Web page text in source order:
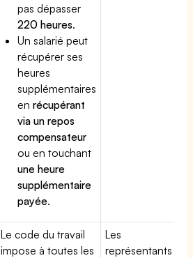
pas dépasser
220 heures.
Un salarié peut
récupérer ses
heures
supplémentaires
enrécupérant
via un repos
compensateur
ou en touchant
une heure
supplémentaire
payée.
Le code du travail
impose à toutes les
Les
représentants